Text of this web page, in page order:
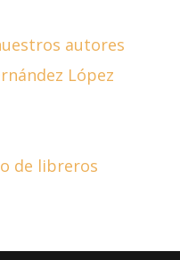
autores
López
de libreros